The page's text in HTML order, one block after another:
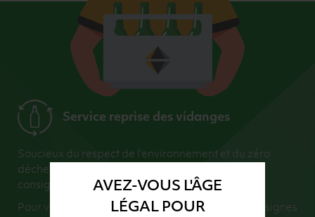
AVEZ-VOUS L'ÂGE
LÉGAL POUR
Service reprise des vidanges
Soucieux du respect de l’environnement et du zéro
déchet, nous encourageons l’utilisation du verre
consigné.
Pour vous faciliter la vie, nous récupérons vos consignes